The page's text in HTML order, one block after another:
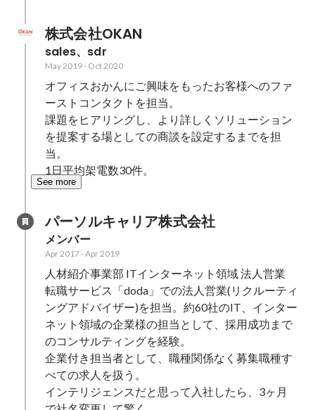
株式会社OKAN
sales、sdr
May 2019- Oct 2020
オフィスおかんにご興味をもったお客様へのファ
ーストコンタクトを担当。
課題をヒアリングし、より詳しくソリューション
を提案する場としての商談を設定するまでを担
当。
1日平均架電数30件。
See more
パーソルキャリア株式会社
メンバー
Apr 2017-Apr 2019
人材紹介事業部 ITインターネット領域 法人営業
転職サービス「doda」での法人営業(リクルーティ
ングアドバイザー)を担当。約60社のIT、インター
ネット領域の企業様の担当として、採用成功まで
のコンサルティングを経験。
企業付き担当者として、職種関係なく募集職種す
べての求人を扱う。
インテリジェンスだと思って入社したら、3ヶ月